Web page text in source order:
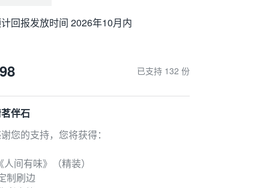
回报发放时间 2026年10月内
已支持 132 份
伴石
您的支持，您将获得：
人间有味》（精装）
制刷边